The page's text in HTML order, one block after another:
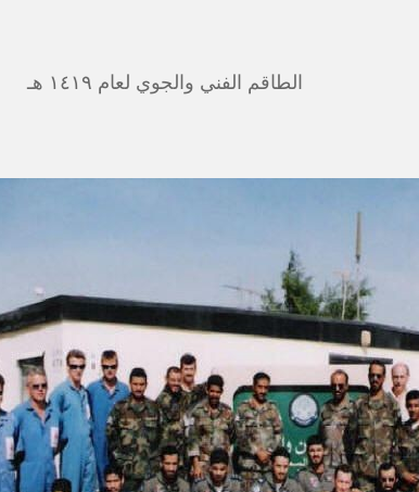
الطاقم الفني والجوي لعام ١٤١٩ هـ